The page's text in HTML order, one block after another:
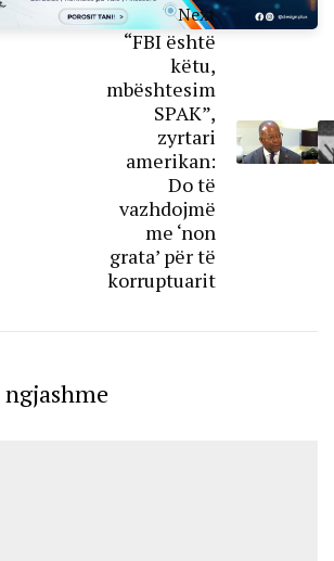
Next
“FBI është
këtu,
mbështesim
SPAK”,
zyrtari
amerikan:
Do të
vazhdojmë
me ‘non
grata’ për të
korruptuarit